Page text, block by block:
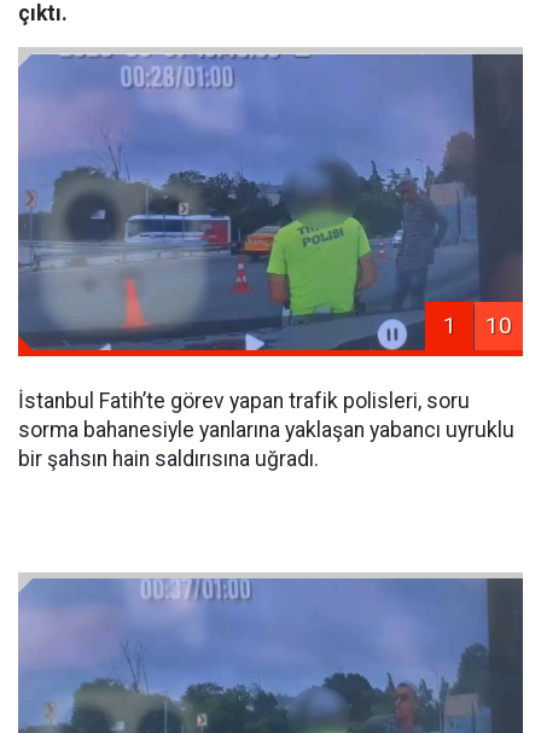
çıktı.
1 10
İstanbul Fatih’te görev yapan trafik polisleri, soru
sorma bahanesiyle yanlarına yaklaşan yabancı uyruklu
bir şahsın hain saldırısına uğradı.